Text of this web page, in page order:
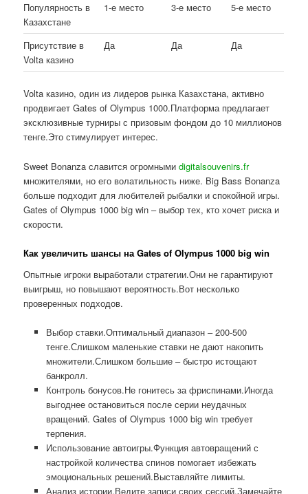
Популярность в
Казахстане
1-е место 3-е место 5-е место
Присутствие в
Volta казино
Да Да Да
Volta казино, один из лидеров рынка Казахстана, активно
продвигает Gates of Olympus 1000.Платформа предлагает
эксклюзивные турниры с призовым фондом до 10 миллионов
тенге.Это стимулирует интерес.
Sweet Bonanza славится огромнымиdigitalsouvenirs.fr
множителями, но его волатильность ниже. Big Bass Bonanza
больше подходит для любителей рыбалки и спокойной игры.
Gates of Olympus 1000 big win – выбор тех, кто хочет риска и
скорости.
Как увеличить шансы на Gates of Olympus 1000 big win
Опытные игроки выработали стратегии.Они не гарантируют
выигрыш, но повышают вероятность.Вот несколько
проверенных подходов.
Выбор ставки.Оптимальный диапазон – 200-500
тенге.Слишком маленькие ставки не дают накопить
множители.Слишком большие – быстро истощают
банкролл.
Контроль бонусов.Не гонитесь за фриспинами.Иногда
выгоднее остановиться после серии неудачных
вращений. Gates of Olympus 1000 big win требует
терпения.
Использование автоигры.Функция автовращений с
настройкой количества спинов помогает избежать
эмоциональных решений.Выставляйте лимиты.
Анализ истории.Ведите записи своих сессий.Замечайте